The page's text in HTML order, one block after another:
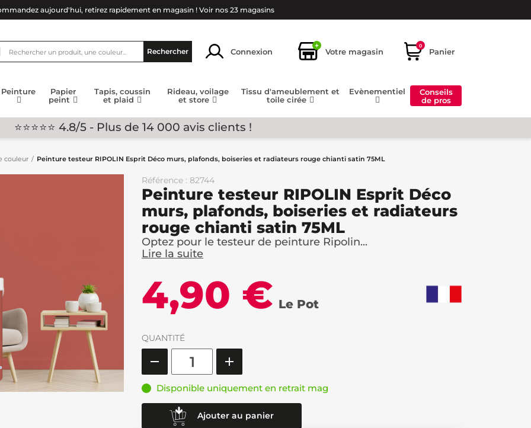
aujourd'hui, retirez rapidement en magasin ! Voir nos 23 magasins
Rechercher Connexion
+
Votre magasin
0
Panier
Peinture
Papier
peint
Tapis, coussin
et plaid
Rideau, voilage
et store
Tissu d'ameublement et
toile cirée
Evènementiel
Conseils
de pros
⭐⭐⭐⭐⭐ 4.8/5 - Plus de 14 000 avis clients !
couleur Peinture testeur RIPOLIN Esprit Déco murs, plafonds, boiseries et radiateurs rouge chianti satin 75ML
Référence : 82744
Peinture testeur RIPOLIN Esprit Déco
murs, plafonds, boiseries et radiateurs
rouge chianti satin 75ML
Optez pour le testeur de peinture Ripolin...
Lire la suite
4,90 € Le Pot
QUANTITÉ
Disponible uniquement en retrait mag
Ajouter au panier